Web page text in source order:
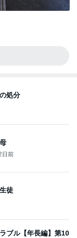
処分
日前
徒
ブル【年長編】第10